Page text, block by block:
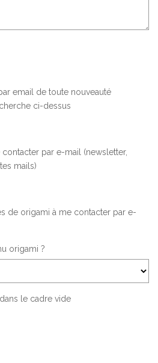
email de toute nouveauté
ci-dessus
par e-mail (newsletter,
mails)
de origami à me contacter par e-
origami ?
le cadre vide